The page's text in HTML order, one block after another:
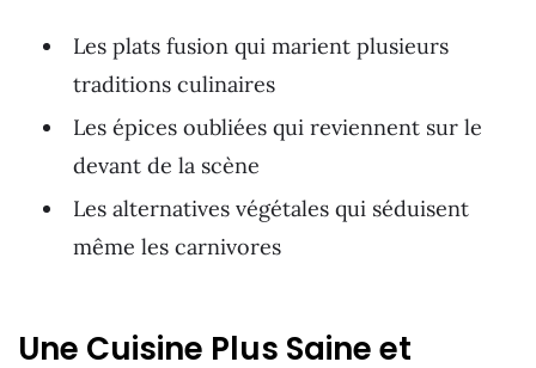
Les plats fusion qui marient plusieurs
traditions culinaires
Les épices oubliées qui reviennent sur le
devant de la scène
Les alternatives végétales qui séduisent
même les carnivores
Une Cuisine Plus Saine et